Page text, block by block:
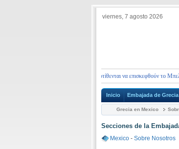
viernes, 7 agosto 2026
ελληνικών διαβατηρίων που προτίθενται να επισκεφθούν το
Inicio Embajada de
Grecia en Mexico
Secciones de la
Mexico - Sobre Nosotros